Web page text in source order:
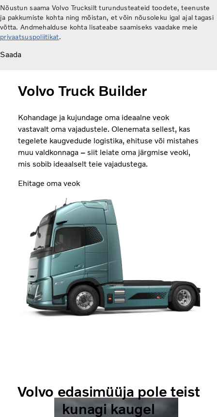
Nõustun saama Volvo Trucksilt turundusteateid toodete, teenuste
ja pakkumiste kohta ning mõistan, et võin nõusoleku igal ajal tagasi
võtta. Andmehalduse kohta lisateabe saamiseks vaadake meie
privaatsuspoliitikat.
Saada
Volvo Truck Builder
Kohandage ja kujundage oma ideaalne veok
vastavalt oma vajadustele. Olenemata sellest, kas
tegelete kaugvedude logistika, ehituse või mistahes
muu valdkonnaga– siit leiate oma järgmise veoki,
mis sobib ideaalselt teie vajadustega.
Ehitage oma veok
Volvo edasimüüja pole teist
kunagi kaugel